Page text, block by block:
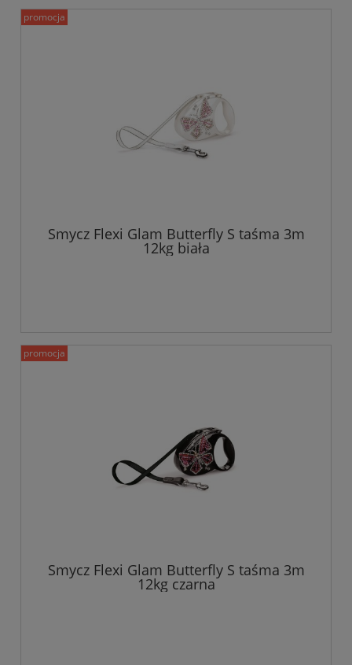
Smycz Flexi Glam Butterfly S taśma 3m
12kg biała
promocja
Smycz Flexi Glam Butterfly S taśma 3m
12kg czarna
promocja